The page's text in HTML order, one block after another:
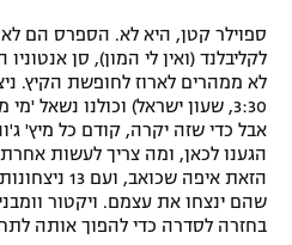
מדיניות פרטיות
תקנון פעילות ספורט 1
רשיון להקרנה פומבית לבית
הצטרפות לחבילת הערוצים
גיימינג E-Sports
ספוילר קטן, היא לא. הספרס הם
לקליבלנד (ואין לי המון), סן
לא ממהרים לארוז לחופשת הקיץ.
3:30, שעון ישראל) וכולנו נשאל
אבל כדי שזה יקרה, קודם כל מיץ'
הגענו לכאן, ומה צריך לעשות
הזאת איפה
שהם ינצחו את עצמם. ויקטור
בחזרה לסדרה כדי להפוך אותה